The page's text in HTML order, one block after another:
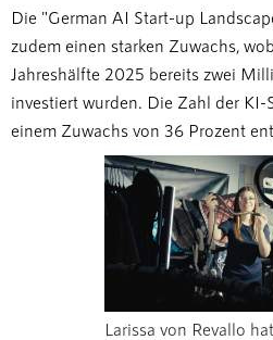
Die "German AI Start-up
zudem einen starken Zuwachs,
Jahreshälfte 2025 bereits zwei
investiert wurden. Die Zahl der KI-
einem Zuwachs von 36 Prozent
Larissa von Revallo